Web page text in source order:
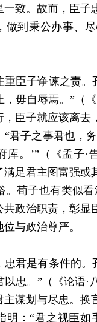
一致。故而，臣子
做到秉公办事、
重臣子诤谏之责。
毋自辱焉。”（
臣子就应该离去
“君子之事君也，
库。’”（《孟子
满足君主图富强
。荀子也有类似
共政治职责，彰显
与政治尊严。
忠君是有条件的。
以忠。”（《论语·
主谋划与尽忠。
明：“君之视臣